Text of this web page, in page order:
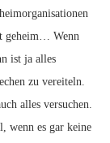
geheim… Wenn
ist ja alles
zu vereiteln.
alles versuchen.
wenn es gar keine